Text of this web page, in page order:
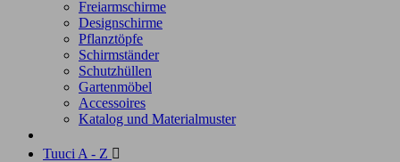
Freiarmschirme
Designschirme
Pflanztöpfe
Schirmständer
Schutzhüllen
Gartenmöbel
Accessoires
Katalog und Materialmuster
Tuuci A - Z 